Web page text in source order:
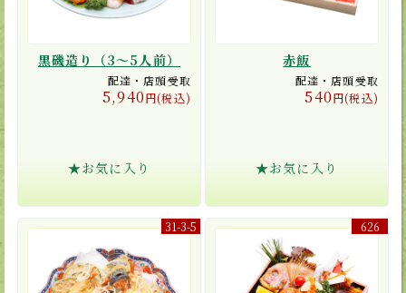
黒磯造り（3〜5人前）
配達・店頭受取
5,940円(税込)
★お気に入り
赤飯
配達・店頭受取
540円(税込)
★お気に入り
31-3-5 626